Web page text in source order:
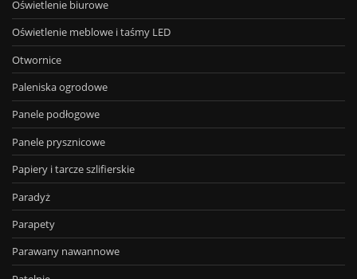
Oświetlenie biurowe
Oświetlenie meblowe i taśmy LED
Otwornice
Paleniska ogrodowe
Panele podłogowe
Panele prysznicowe
Papiery i tarcze szlifierskie
Paradyż
Parapety
Parawany nawannowe